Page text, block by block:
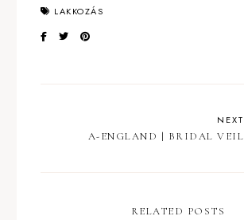
LAKKOZÁS
NEXT
A-ENGLAND | BRIDAL VEIL
RELATED POSTS